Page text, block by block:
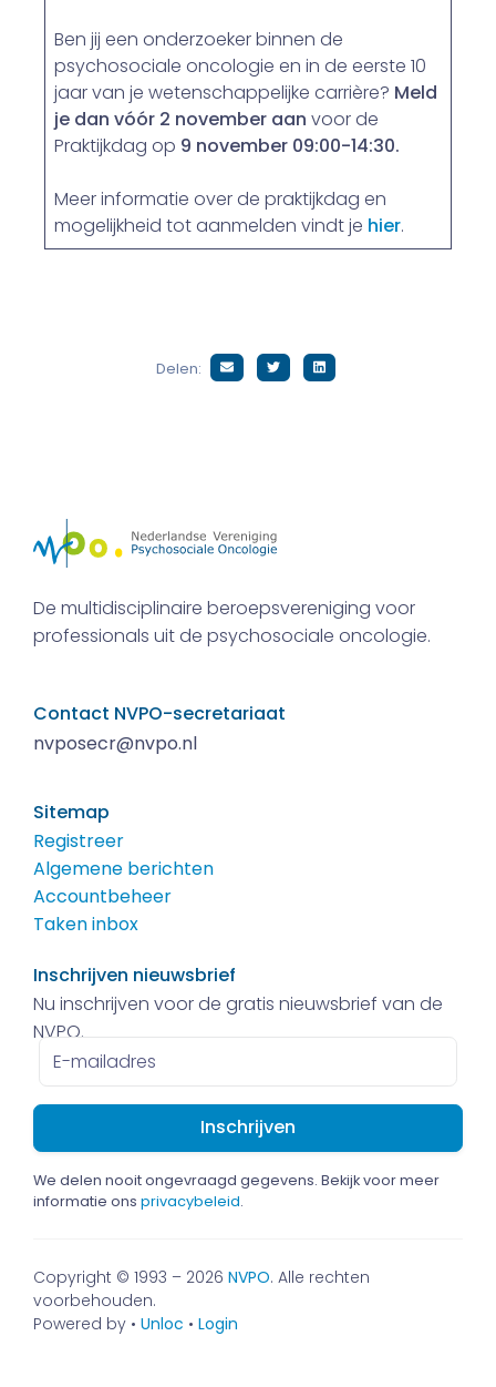
Ben jij een onderzoeker binnen de
psychosociale oncologie en in de eerste 10
jaar van je wetenschappelijke carrière? Meld
je dan vóór 2 november aan voor de
Praktijkdag op 9 november 09:00-14:30.
Meer informatie over de praktijkdag en
mogelijkheid tot aanmelden vindt je hier.
Delen:
De multidisciplinaire beroepsvereniging voor
professionals uit de psychosociale oncologie.
Contact NVPO-secretariaat
nvposecr@nvpo.nl
Sitemap
Registreer
Algemene berichten
Accountbeheer
Taken inbox
Inschrijven nieuwsbrief
Nu inschrijven voor de gratis nieuwsbrief van de
NVPO.
E-
mailadres
We delen nooit ongevraagd gegevens. Bekijk voor meer
informatie ons privacybeleid.
Copyright © 1993 – 2026 NVPO. Alle rechten
voorbehouden.
Powered by • Unloc • Login